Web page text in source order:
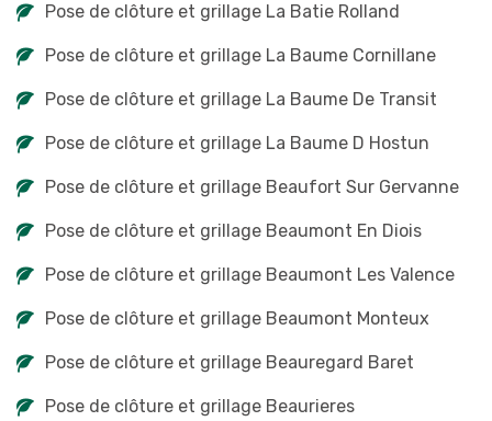
Pose de clôture et grillage La Batie Rolland
Pose de clôture et grillage La Baume Cornillane
Pose de clôture et grillage La Baume De Transit
Pose de clôture et grillage La Baume D Hostun
Pose de clôture et grillage Beaufort Sur Gervanne
Pose de clôture et grillage Beaumont En Diois
Pose de clôture et grillage Beaumont Les Valence
Pose de clôture et grillage Beaumont Monteux
Pose de clôture et grillage Beauregard Baret
Pose de clôture et grillage Beaurieres